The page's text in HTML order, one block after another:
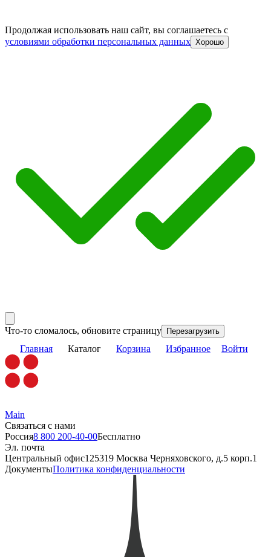
Продолжая использовать наш сайт, вы соглашаетесь c
условиями обработки персональных данных Хорошо
Что-то сломалось, обновите страницу Перезагрузить
Главная Каталог Корзина Избранное Войти
Main
Связаться с нами
Россия8 800 200-40-00Бесплатно
Эл. почта
Центральный офис125319 Москва Черняховского, д.5 корп.1
ДокументыПолитика конфиденциальности